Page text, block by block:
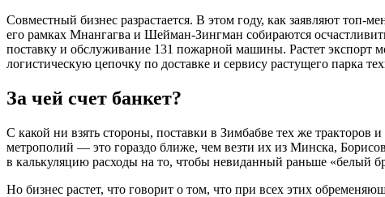
Совместный бизнес разрастается. В этом году, как заявляют топ-
его рамках Мнангагва и Шейман-Зингман собираются
поставку и обслуживание 131 пожарной машины. Растет экспорт
логистическую цепочку по доставке и сервису растущего парка
За чей счет банкет?
С какой ни взять стороны, поставки в Зимбабве тех же
метрополий — это гораздо ближе, чем везти их из Минска,
в калькуляцию расходы на то, чтобы невиданный раньше «белый
Но бизнес растет, что говорит о том, что при всех этих